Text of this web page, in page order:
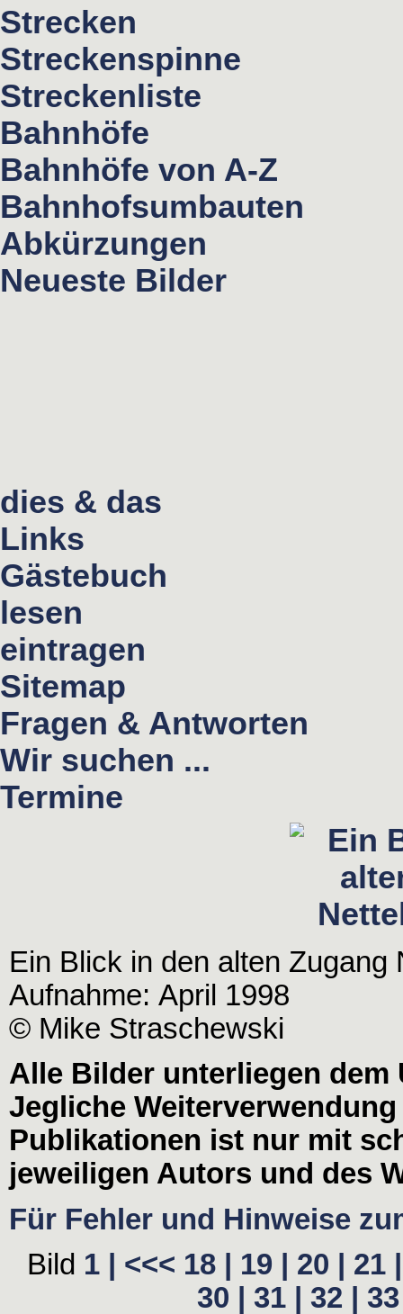
Strecken
Streckenspinne
Streckenliste
Bahnhöfe
Bahnhöfe von A-Z
Bahnhofsumbauten
Abkürzungen
Neueste Bilder
dies & das
Links
Gästebuch
lesen
eintragen
Sitemap
Fragen & Antworten
Wir suchen ...
Termine
Ein Blick in den alten Zugang
Aufnahme: April 1998
© Mike Straschewski
Alle Bilder unterliegen dem
Jegliche
Publikationen ist nur mit
jeweiligen Autors und des
Für Fehler und Hinweise
Bild 1 | <<< 18 | 19 | 20 |
21 |
30 |
31 | 32 |